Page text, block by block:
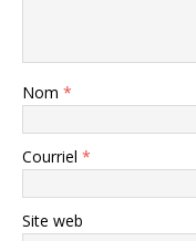
Nom *
Courriel *
Site web